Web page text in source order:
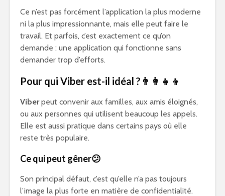
Ce n’est pas forcément l’application la plus moderne
ni la plus impressionnante, mais elle peut faire le
travail. Et parfois, c’est exactement ce qu’on
demande : une application qui fonctionne sans
demander trop d’efforts.
Pour qui Viber est-il idéal ?👨‍👩‍👧‍👦
Viberpeut convenir aux familles, aux amis éloignés,
ou aux personnes qui utilisent beaucoup les appels.
Elle est aussi pratique dans certains pays où elle
reste très populaire.
Ce qui peut gêner😕
Son principal défaut, c’est qu’elle n’a pas toujours
l’image la plus forte en matière de confidentialité.